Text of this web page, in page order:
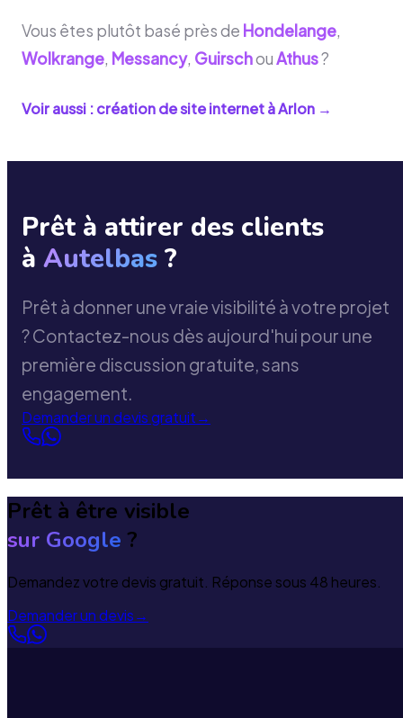
Vous êtes plutôt basé près de Hondelange,
Wolkrange, Messancy, GuirschouAthus?
Voir aussi : création de site internet àArlon →
Prêt à attirer des clients
à Autelbas ?
Prêt à donner une vraie visibilité à votre projet
? Contactez-nous dès aujourd'hui pour une
première discussion gratuite, sans
engagement.
Demander un devis gratuit→
Prêt à être visible
sur Google ?
Demandez votre devis gratuit. Réponse sous 48 heures.
Demander un devis→